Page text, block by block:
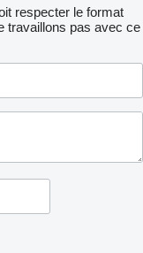
respecter le format
travaillons pas avec ce